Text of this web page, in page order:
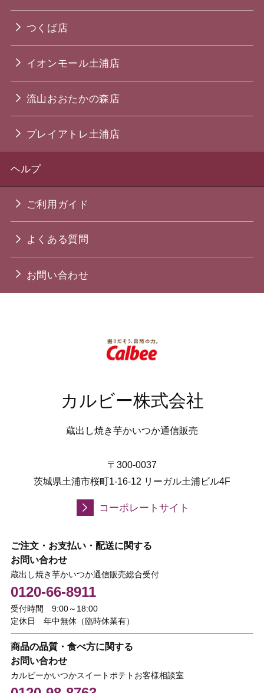
つくば店
イオンモール土浦店
流山おおたかの森店
プレイアトレ土浦店
ヘルプ
ご利用ガイド
よくある質問
お問い合わせ
カルビー株式会社
蔵出し焼き芋かいつか通信販売
〒300-0037
茨城県土浦市桜町1-16-12 リーガル土浦ビル4F
コーポレートサイト
ご注文・お支払い・配送に関する
お問い合わせ
蔵出し焼き芋かいつか通信販売総合受付
0120-66-8911
受付時間 9:00～18:00
定休日 年中無休（臨時休業有）
商品の品質・食べ方に関する
お問い合わせ
カルビーかいつかスイートポテトお客様相談室